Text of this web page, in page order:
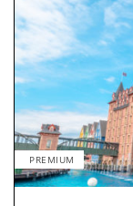
PREMIUM